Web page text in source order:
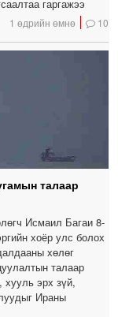
гаргажээ
1 өдрийн өмнө 10
талаар
Исмаил Багаи 8-
хоёр улс болох
хөлөг
талаар
хууль эрх зүй,
Ираны